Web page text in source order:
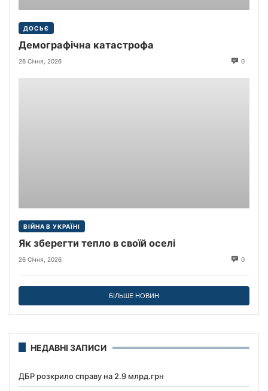
ДОСЬЄ
Демографічна катастрофа
26 Січня, 2026 0
ВІЙНА В УКРАЇНІ
Як зберегти тепло в своїй оселі
26 Січня, 2026 0
БІЛЬШЕ НОВИН
НЕДАВНІ ЗАПИСИ
ДБР розкрило справу на 2.9 млрд.грн